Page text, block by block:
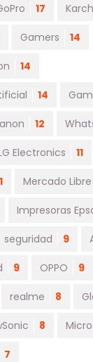
17
Gamers 14
14
14
12
Electronics 11
Mercado Libre
Impresoras
seguridad 9
9 OPPO 9
realme 8
8
7